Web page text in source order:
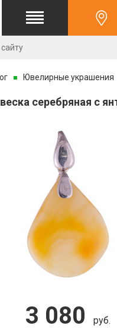
Ювелирные украшения
серебряная с
3 080 руб.